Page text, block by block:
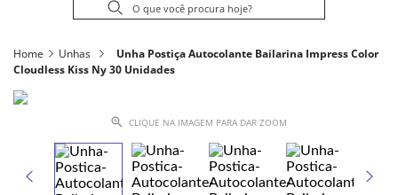
Home Unhas
Unha Postiça Autocolante Bailarina Impress Color
Cloudless Kiss Ny 30 Unidades
CLIQUE NA IMAGEM PARA DAR ZOOM